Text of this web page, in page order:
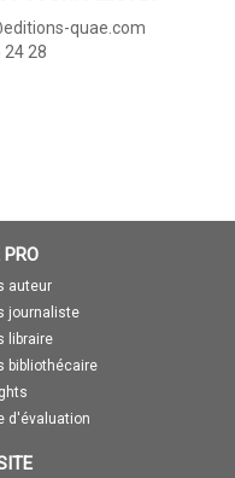
quae.com
24 28
PRO
auteur
journaliste
libraire
bibliothécaire
d'évaluation